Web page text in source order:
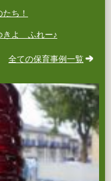
ち！
よ ふれー♪
全ての保育事例一覧